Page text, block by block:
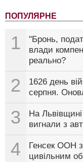
ПОПУЛЯРНЕ
1
"Бронь,
влади
реально?
2
1626 день
серпня.
3
На
вигнали з
4
Генсек ООН
цивільним